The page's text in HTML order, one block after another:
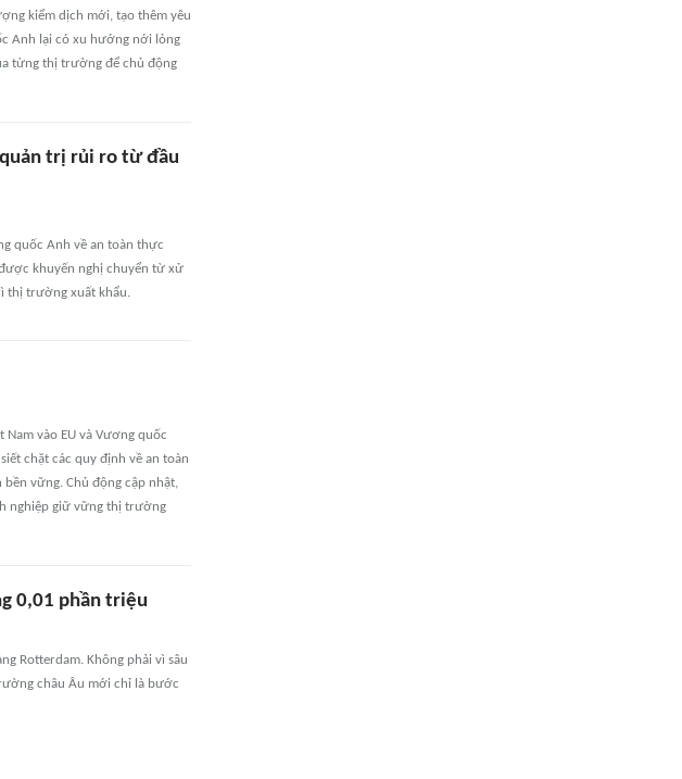
kiểm dịch mới, tạo thêm yêu
Anh lại có xu hướng nới lỏng
từng thị trường để chủ động
quản trị rủi ro từ đầu
quốc Anh về an toàn thực
khuyến nghị chuyển từ xử
thị trường xuất khẩu.
Nam vào EU và Vương quốc
chặt các quy định về an toàn
vững. Chủ động cập nhật,
nghiệp giữ vững thị trường
0,01 phần triệu
Rotterdam. Không phải vì sâu
châu Âu mới chỉ là bước